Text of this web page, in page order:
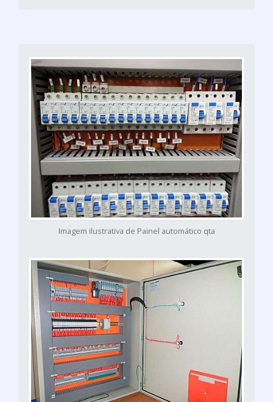
Imagem ilustrativa de Painel automático qta